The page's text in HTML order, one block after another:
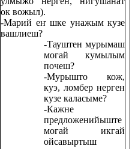
ок вожыл).
-Марий еҥ шке унажым кузе
вашлиеш?
-Тауштен мурымаш
могай кумылым
почеш?
-Мурышто кож,
куэ, ломбер нерген
кузе каласыме?
-Кажне
предложенийыште
могай икгай
ойсавыртыш